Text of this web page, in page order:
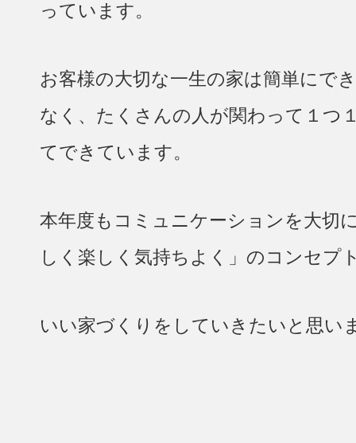
っています。
お客様の大切な一生の家は簡単にで
なく、たくさんの人が関わって１つ
てできています。
本年度もコミュニケーションを大切
しく楽しく気持ちよく」のコンセプ
いい家づくりをしていきたいと思い